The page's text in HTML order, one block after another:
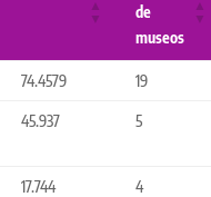
de
museos
74.4579 19
45.937 5
17.744 4